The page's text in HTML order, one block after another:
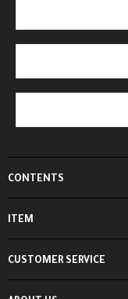
CONTENTS
ITEM
CUSTOMER SERVICE